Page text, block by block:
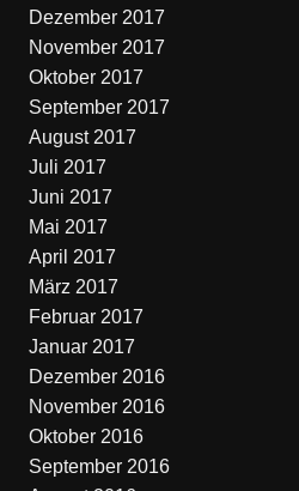
Dezember 2017
November 2017
Oktober 2017
September 2017
August 2017
Juli 2017
Juni 2017
Mai 2017
April 2017
März 2017
Februar 2017
Januar 2017
Dezember 2016
November 2016
Oktober 2016
September 2016